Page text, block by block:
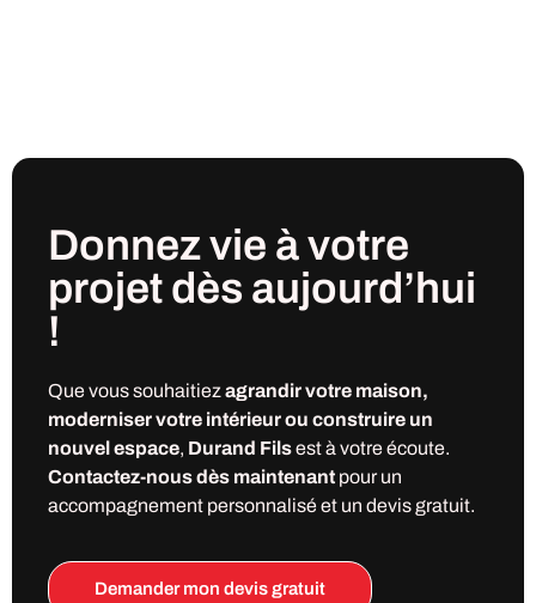
Donnez vie à votre
projet dès aujourd’hui
!
Que vous souhaitiez agrandir votre maison,
moderniser votre intérieur ou construire un
nouvel espace, Durand Filsest à votre écoute.
Contactez-nous dès maintenant pour un
accompagnement personnalisé et un devis gratuit.
Demander mon devis gratuit